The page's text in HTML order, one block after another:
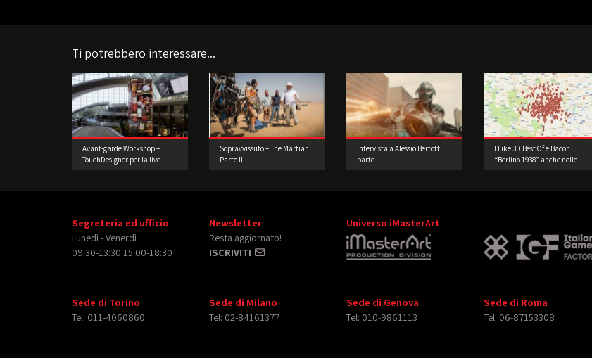
Ti potrebbero interessare...
Avant-garde Workshop –
TouchDesigner per la live
Sopravvissuto – The Martian
Parte II
Intervista a Alessio Bertotti
parte II
I Like 3D Best Of e Bacon
“Berlino 1938” anche nelle
Segreteria ed ufficio
Lunedì - Venerdì
09:30-13:30 15:00-18:30
Newsletter
Resta aggiornato!
ISCRIVITI
Universo iMasterArt
Sede di Torino
Tel: 011-4060860
Sede di Milano
Tel: 02-84161377
Sede di Genova
Tel: 010-9861113
Sede di Roma
Tel: 06-87153308